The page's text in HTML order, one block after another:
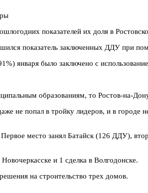
показателей их доля в
показатель заключенных ДДУ при
января было заключено с
образованиям, то Ростов-на-
не попал в тройку лидеров, и в городе
место занял Батайск (126 ДДУ),
и 1 сделка в Волгодонске.
на строительство трех домов.